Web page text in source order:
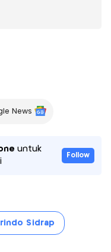
News
untuk
Follow
Sidrap